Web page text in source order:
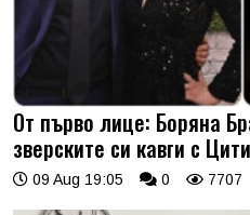
От първо лице: Боряна
зверските си кавги с
09 Aug 19:05 0 7707